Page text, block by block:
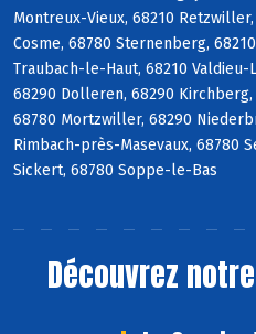
Montreux-Vieux, 68210
Cosme, 68780 Sternenberg,
Traubach-le-Haut, 68210
68290 Dolleren, 68290 Kirchberg,
68780 Mortzwiller, 68290
Rimbach-près-Masevaux, 68780
Sickert, 68780 Soppe-le-Bas
Découvrez